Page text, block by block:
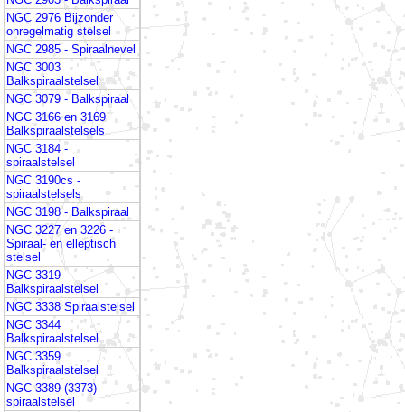
NGC 2976 Bijzonder
onregelmatig stelsel
NGC 2985 - Spiraalnevel
NGC 3003
Balkspiraalstelsel
NGC 3079 - Balkspiraal
NGC 3166 en 3169
Balkspiraalstelsels
NGC 3184 -
spiraalstelsel
NGC 3190cs -
spiraalstelsels
NGC 3198 - Balkspiraal
NGC 3227 en 3226 -
Spiraal- en elleptisch
stelsel
NGC 3319
Balkspiraalstelsel
NGC 3338 Spiraalstelsel
NGC 3344
Balkspiraalstelsel
NGC 3359
Balkspiraalstelsel
NGC 3389 (3373)
spiraalstelsel